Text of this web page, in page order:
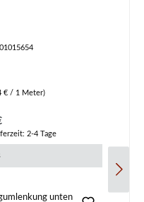
01015654
€ / 1 Meter)
Preis:
2-4 Tage